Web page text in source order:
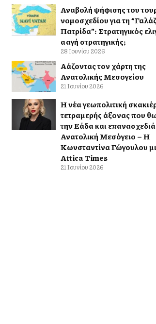
Αναβολή ψήφισης του
νομοσχεδίου για τη
Πατρίδα”: Στρατηγικός
αλλαγή στρατηγικής;
28 Ιουνίου 2026
Αλλάζοντας τον χάρτη της
Ανατολικής Μεσογείου
21 Ιουνίου 2026
Η νέα γεωπολιτική
τετραμερής άξονας που
την Ελλάδα και
Ανατολική Μεσόγειο – Η
Κωνσταντίνα Γώγουλου
Attica Times
21 Ιουνίου 2026